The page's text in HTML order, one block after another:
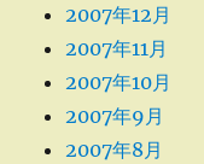
2007年12月
2007年11月
2007年10月
2007年9月
2007年8月